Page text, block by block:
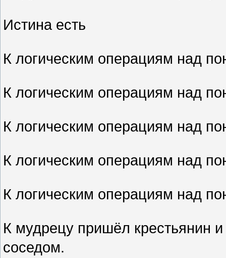
Истина есть
К логическим операциям над
К логическим операциям над
К логическим операциям над
К логическим операциям над
К логическим операциям над
К мудрецу пришёл крестьянин
соседом.